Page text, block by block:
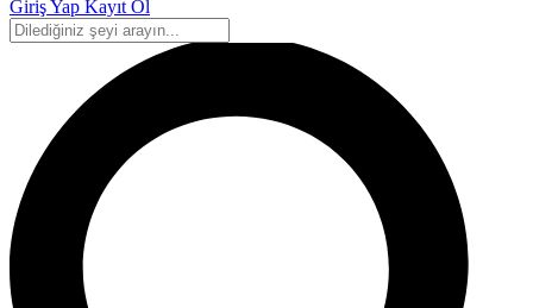
Giriş Yap Kayıt Ol